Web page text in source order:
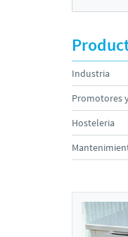
Industria
Promotores
Hosteleria